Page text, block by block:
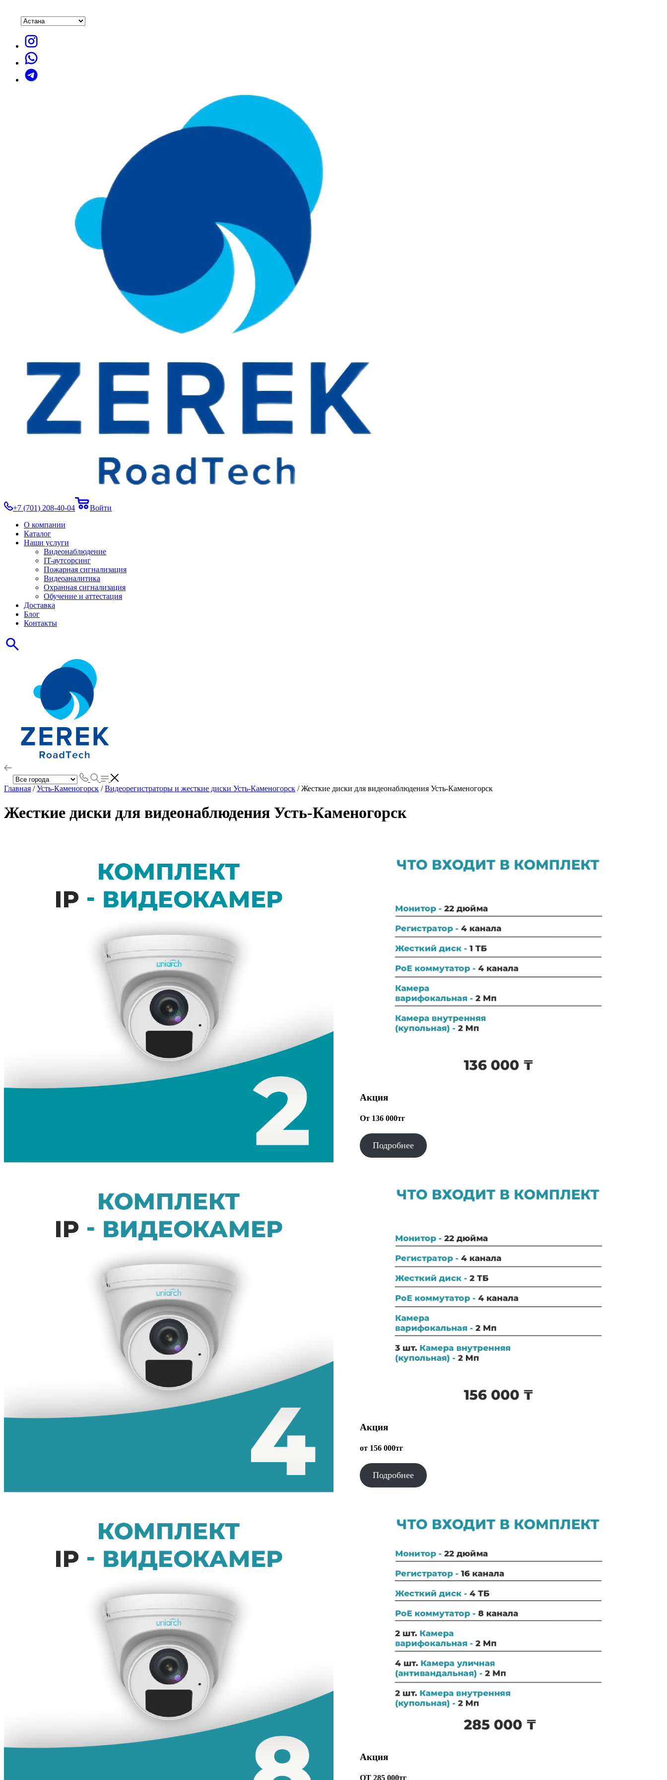
+7 (701) 208-40-04
Войти
О компании
Каталог
Наши услуги
Видеонаблюдение
IT-аутсорсинг
Пожарная сигнализация
Видеоаналитика
Охранная сигнализация
Обучение и аттестация
Доставка
Блог
Контакты
Главная /Усть-Каменогорск /Видеорегистраторы и жесткие диски Усть-Каменогорск / Жесткие диски для видеонаблюдения Усть-Каменогорск
Жесткие диски для видеонаблюдения Усть-Каменогорск
Акция
От 136 000тг
Подробнее
Акция
от 156 000тг
Подробнее
Акция
ОТ 285 000тг